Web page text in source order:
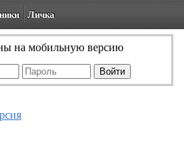
Личка
на мобильную версию